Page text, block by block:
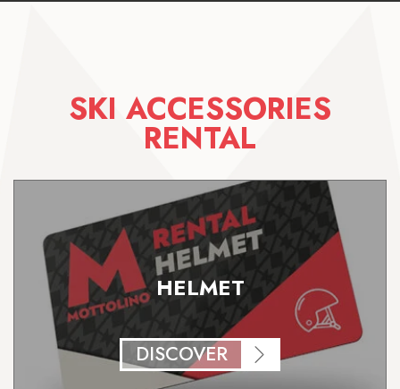
SKI ACCESSORIES
RENTAL
HELMET
DISCOVER